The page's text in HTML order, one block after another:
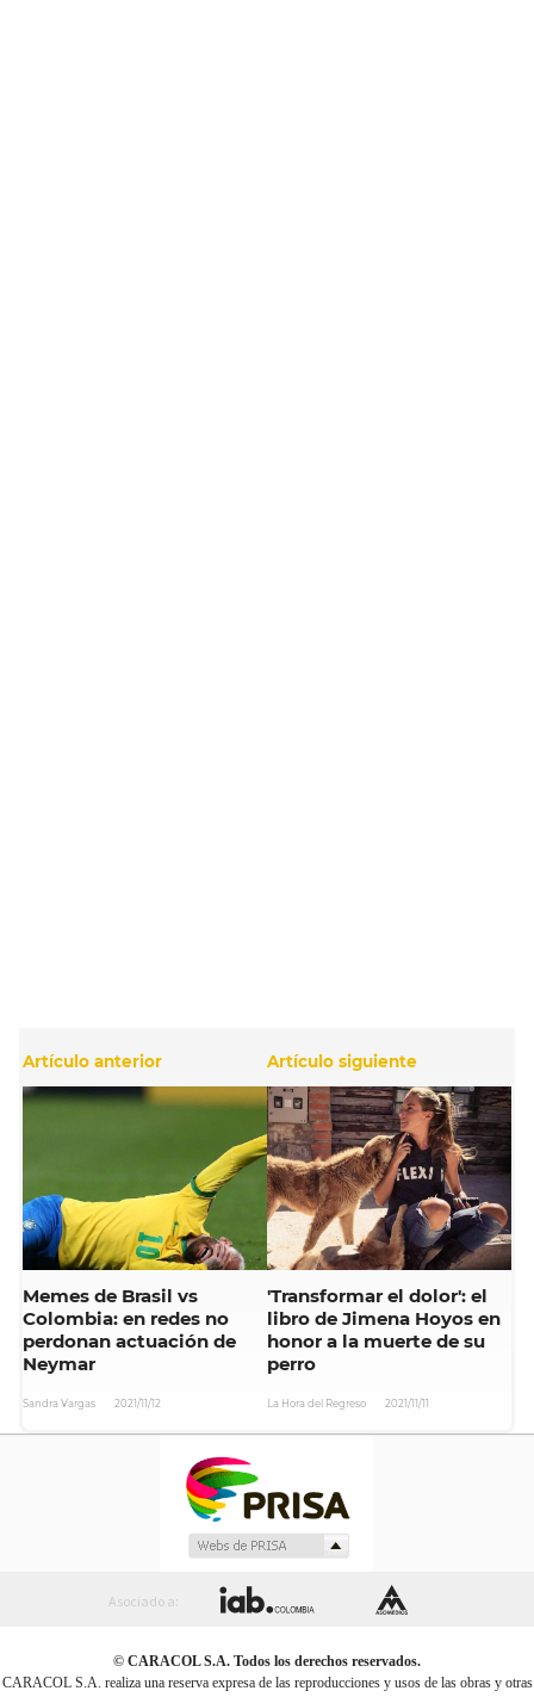
Artículo anterior
Memes de Brasil vs
Colombia: en redes no
perdonan actuación de
Neymar
Sandra Vargas 2021/11/12
Artículo siguiente
'Transformar el dolor': el
libro de Jimena Hoyos en
honor a la muerte de su
perro
La Hora del Regreso 2021/11/11
Asociado a:
© CARACOL S.A. Todos los derechos reservados.
CARACOL S.A. realiza una reserva expresa de las reproducciones y usos de las obras y otras